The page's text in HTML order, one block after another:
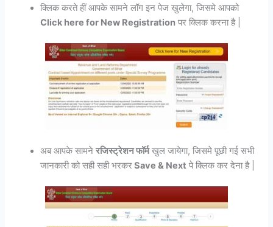
क्लिक करते हीं आपके सामने लॉग इन पेज खुलेगा, जिसमे आपको
Click here for New Registration पर क्लिक करना है |
अब आपके सामनेरजिस्ट्रेशन फॉर्मखुल जायेगा, जिसमे पूछी गई सभी
जानकारी को सही सही भरकरSave & Next पे क्लिक कर देना है |